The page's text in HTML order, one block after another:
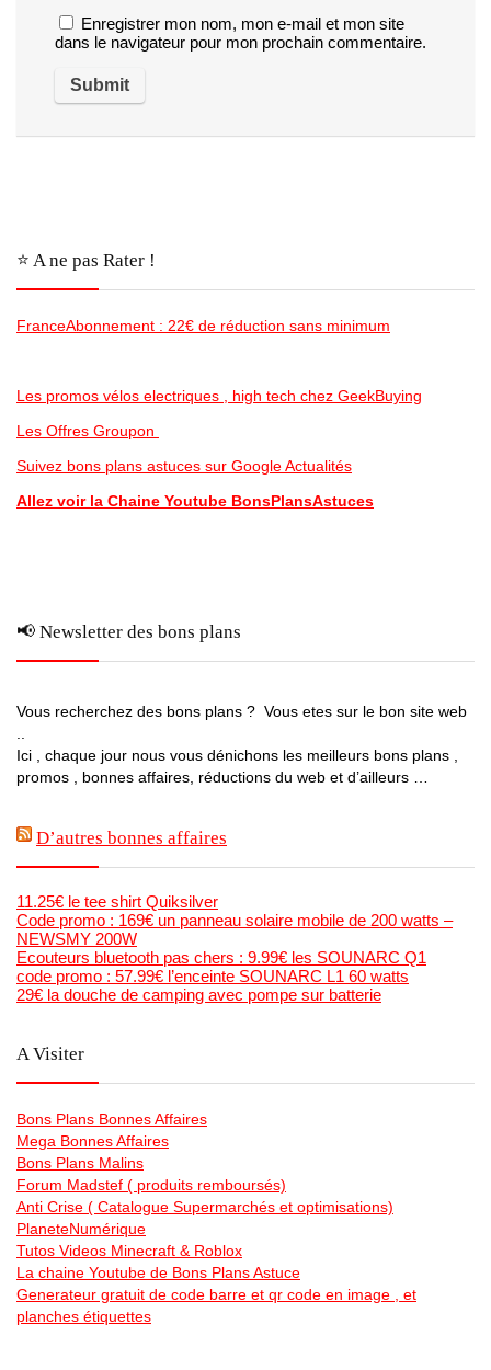
Enregistrer mon nom, mon e-mail et mon site
dans le navigateur pour mon prochain commentaire.
⭐️ A ne pas Rater !
FranceAbonnement : 22€ de réduction sans minimum
Les promos vélos electriques , high tech chez GeekBuying
Les Offres Groupon
Suivez bons plans astuces sur Google Actualités
Allez voir la Chaine Youtube BonsPlansAstuces
📢 Newsletter des bons plans
Vous recherchez des bons plans ? Vous etes sur le bon site web
Ici , chaque jour nous vous dénichons les meilleurs bons plans ,
promos , bonnes affaires, réductions du web et d’ailleurs …
D’autres bonnes affaires
11.25€ le tee shirt Quiksilver
Code promo : 169€ un panneau solaire mobile de 200 watts –
NEWSMY 200W
Ecouteurs bluetooth pas chers : 9.99€ les SOUNARC Q1
code promo : 57.99€ l’enceinte SOUNARC L1 60 watts
29€ la douche de camping avec pompe sur batterie
A Visiter
Bons Plans Bonnes Affaires
Mega Bonnes Affaires
Bons Plans Malins
Forum Madstef ( produits remboursés)
Anti Crise ( Catalogue Supermarchés et optimisations)
PlaneteNumérique
Tutos Videos Minecraft & Roblox
La chaine Youtube de Bons Plans Astuce
Generateur gratuit de code barre et qr code en image , et
planches étiquettes